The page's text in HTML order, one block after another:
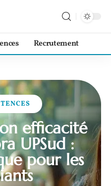
Recrutement
efficacité
UPSud :
pour les